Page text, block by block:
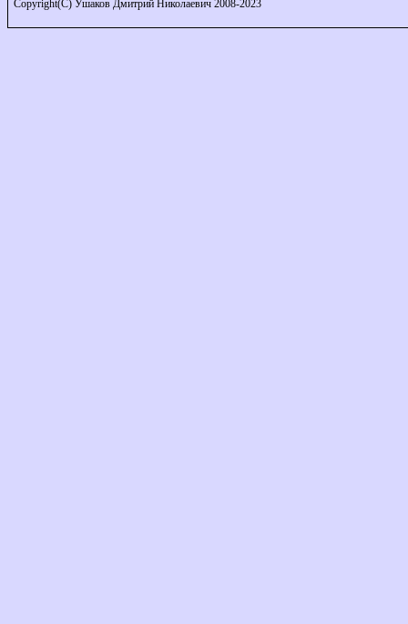
Copyright(C) Ушаков Дмитрий Николаевич 2008-2023